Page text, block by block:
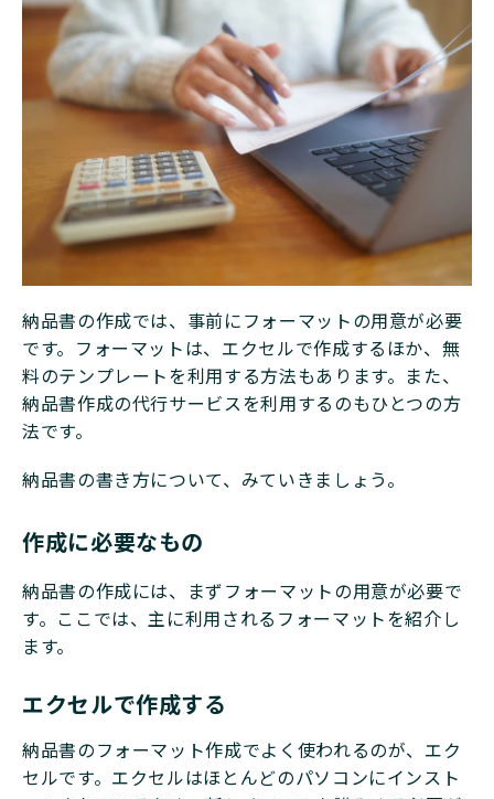
納品書の作成では、事前にフォーマットの用意が必要
です。フォーマットは、エクセルで作成するほか、無
料のテンプレートを利用する方法もあります。また、
納品書作成の代行サービスを利用するのもひとつの方
法です。
納品書の書き方について、みていきましょう。
作成に必要なもの
納品書の作成には、まずフォーマットの用意が必要で
す。ここでは、主に利用されるフォーマットを紹介し
ます。
エクセルで作成する
納品書のフォーマット作成でよく使われるのが、エク
セルです。エクセルはほとんどのパソコンにインスト